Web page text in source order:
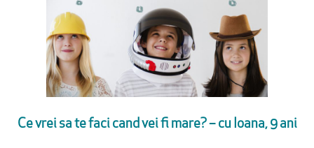
Ce vrei sa te faci cand vei fi mare? – cu Ioana, 9 ani